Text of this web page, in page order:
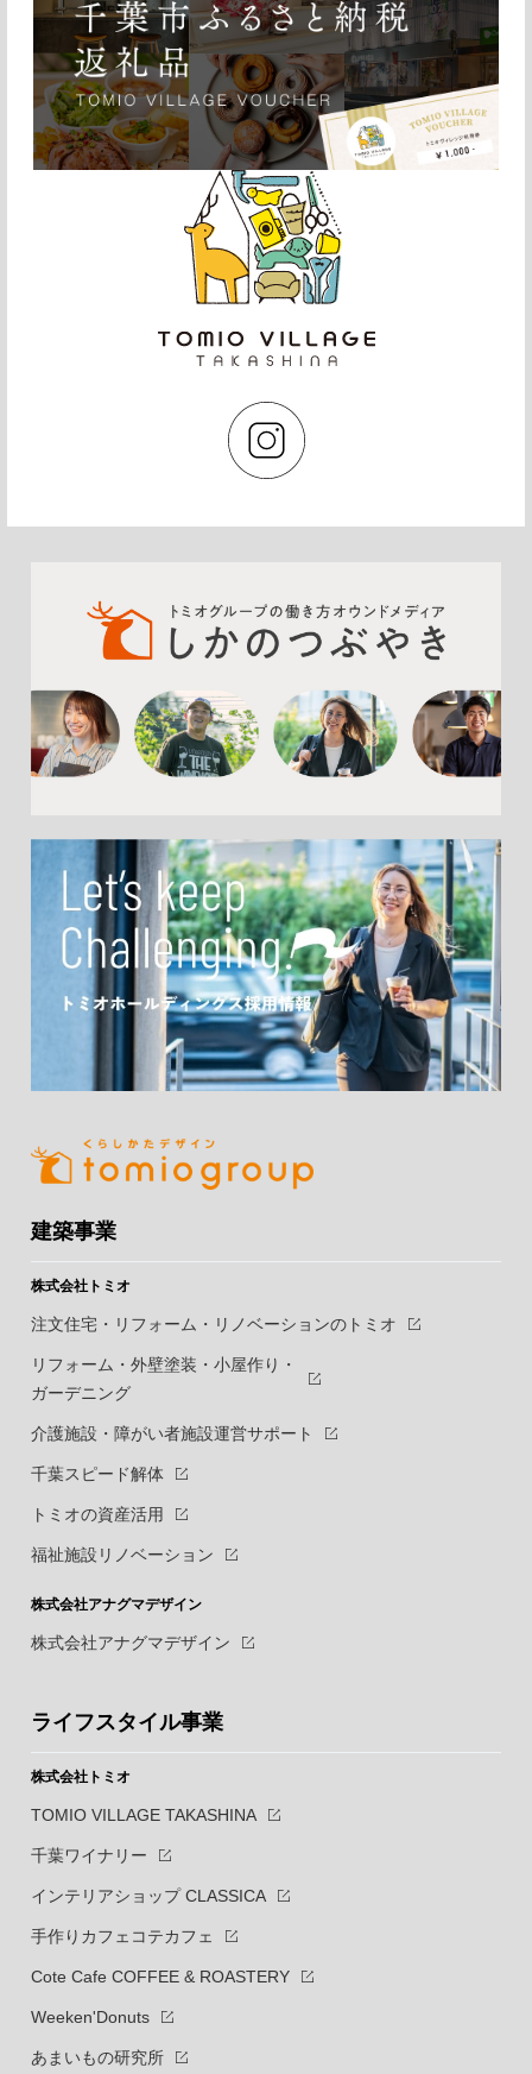
建築事業
株式会社トミオ
注文住宅・リフォーム・リノベーションのトミオ
リフォーム・外壁塗装・小屋作り・
ガーデニング
介護施設・障がい者施設運営サポート
千葉スピード解体
トミオの資産活用
福祉施設リノベーション
株式会社アナグマデザイン
株式会社アナグマデザイン
ライフスタイル事業
株式会社トミオ
TOMIO VILLAGE TAKASHINA
千葉ワイナリー
インテリアショップ CLASSICA
手作りカフェコテカフェ
Cote Cafe COFFEE & ROASTERY
Weeken'Donuts
あまいもの研究所